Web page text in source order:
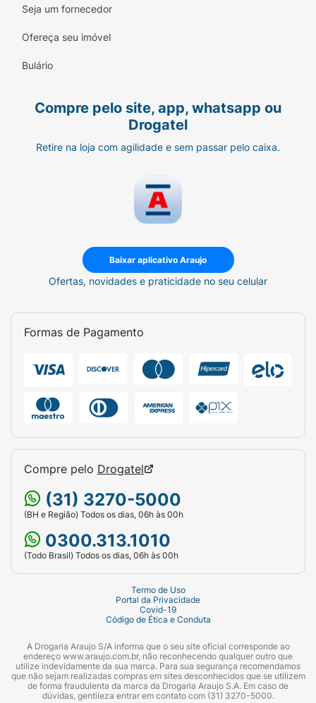
Seja um fornecedor
Ofereça seu imóvel
Bulário
Compre pelo site, app, whatsapp ou
Drogatel
Retire na loja com agilidade e sem passar pelo caixa.
Baixar aplicativo Araujo
Ofertas, novidades e praticidade no seu celular
Formas de Pagamento
Compre pelo Drogatel
(31) 3270-5000
(BH e Região) Todos os dias, 06h às 00h
0300.313.1010
(Todo Brasil) Todos os dias, 06h às 00h
Termo de Uso
Portal da Privacidade
Covid-19
Código de Ética e Conduta
A Drogaria Araujo S/A informa que o seu site oficial corresponde ao
endereço www.araujo.com.br, não reconhecendo qualquer outro que
utilize indevidamente da sua marca. Para sua segurança recomendamos
que não sejam realizadas compras em sites desconhecidos que se utilizem
de forma fraudulenta da marca da Drogaria Araujo S.A. Em caso de
dúvidas, gentileza entrar em contato com (31) 3270-5000.